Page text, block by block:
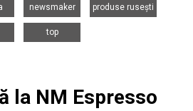
newsmaker
produse rusești
top
la NM Espresso